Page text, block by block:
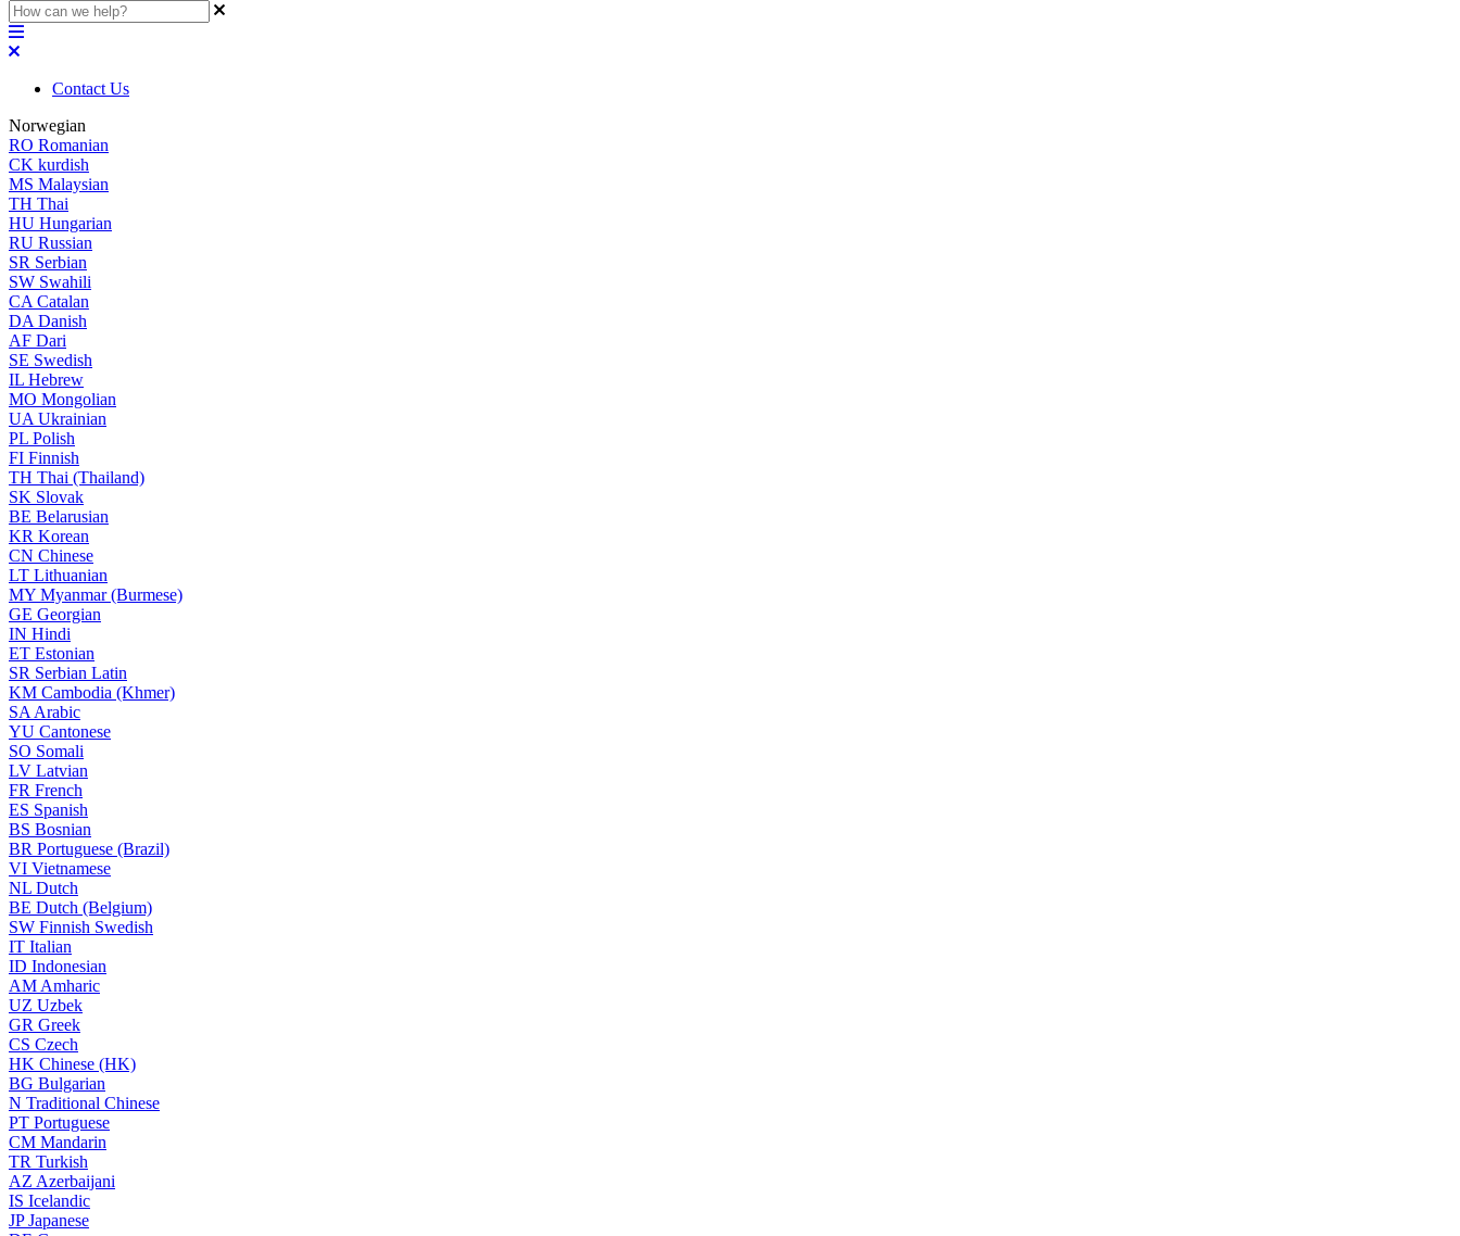
Contact Us
Norwegian
RO Romanian
CK kurdish
MS Malaysian
TH Thai
HU Hungarian
RU Russian
SR Serbian
SW Swahili
CA Catalan
DA Danish
AF Dari
SE Swedish
IL Hebrew
MO Mongolian
UA Ukrainian
PL Polish
FI Finnish
TH Thai (Thailand)
SK Slovak
BE Belarusian
KR Korean
CN Chinese
LT Lithuanian
MY Myanmar (Burmese)
GE Georgian
IN Hindi
ET Estonian
SR Serbian Latin
KM Cambodia (Khmer)
SA Arabic
YU Cantonese
SO Somali
LV Latvian
FR French
ES Spanish
BS Bosnian
BR Portuguese (Brazil)
VI Vietnamese
NL Dutch
BE Dutch (Belgium)
SW Finnish Swedish
IT Italian
ID Indonesian
AM Amharic
UZ Uzbek
GR Greek
CS Czech
HK Chinese (HK)
BG Bulgarian
N Traditional Chinese
PT Portuguese
CM Mandarin
TR Turkish
AZ Azerbaijani
IS Icelandic
JPJapanese